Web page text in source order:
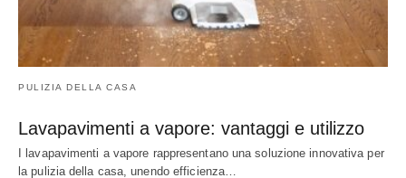
PULIZIA DELLA CASA
Lavapavimenti a vapore: vantaggi e utilizzo
I lavapavimenti a vapore rappresentano una soluzione innovativa per
la pulizia della casa, unendo efficienza…